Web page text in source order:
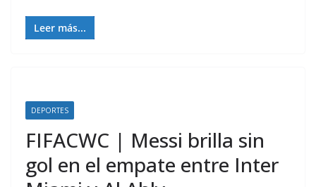
Leer más...
DEPORTES
FIFACWC | Messi brilla sin
gol en el empate entre Inter